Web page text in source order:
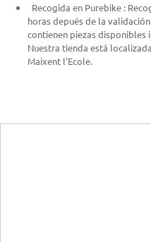
Recogida en Purebike :
horas depués de la
contienen piezas disponibles
Nuestra tienda está
Maixent l'Ecole.